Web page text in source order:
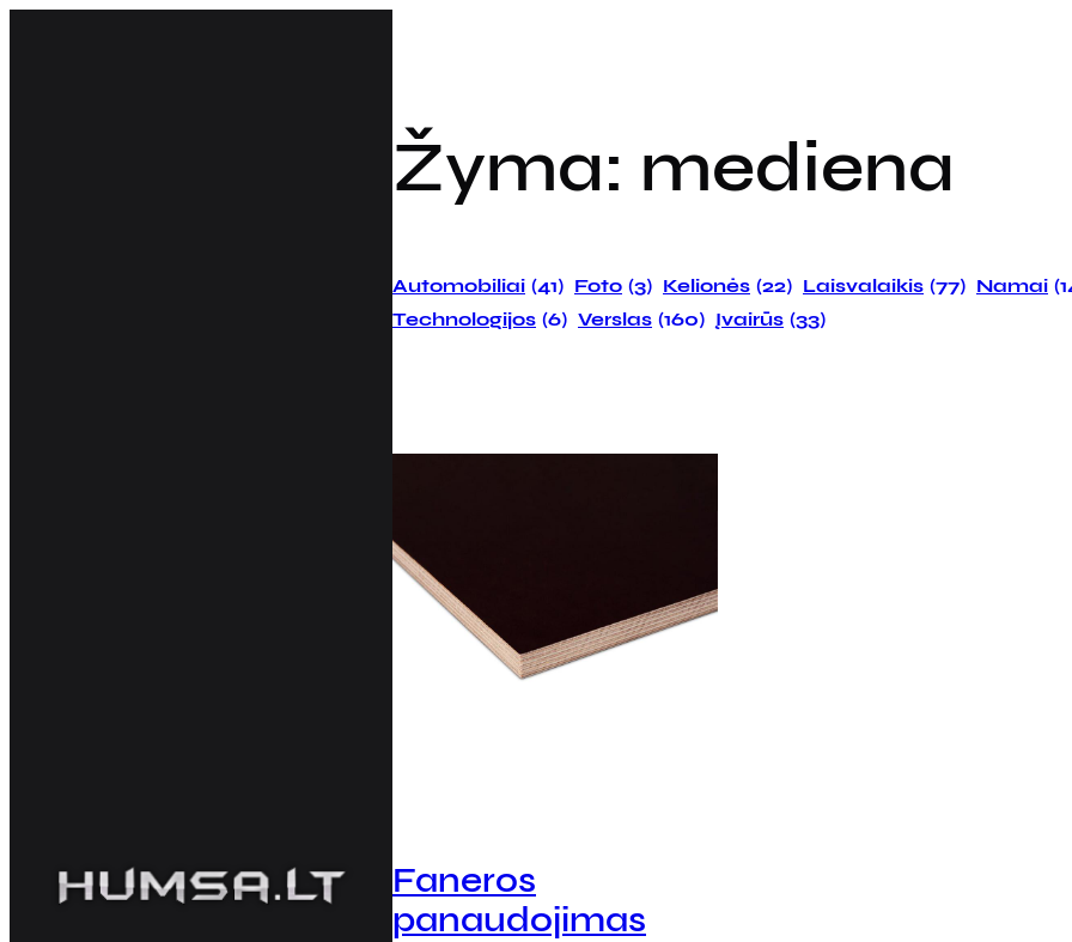
Žyma: mediena
Automobiliai (41) Foto (3) Kelionės (22) Laisvalaikis (77) Namai
Technologijos (6) Verslas (160) Įvairūs (33)
Faneros
panaudojimas